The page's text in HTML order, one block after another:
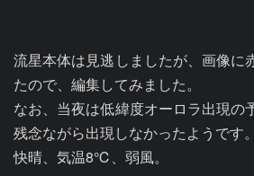
流星本体は見逃しましたが、画像に
たので、編集してみました。
なお、当夜は低緯度オーロラ出現の
残念ながら出現しなかったようです。
快晴、気温8℃、弱風。